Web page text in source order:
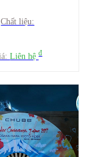
Chất liệu:
Liên hệđ